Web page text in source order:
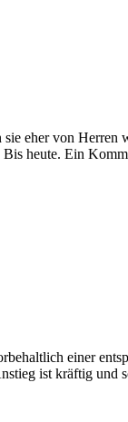
eher von Herren
heute. Ein
einer
ist kräftig und